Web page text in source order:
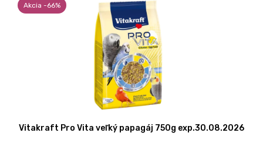
Akcia -66%
Vitakraft Pro Vita veľký papagáj 750g exp.30.08.2026